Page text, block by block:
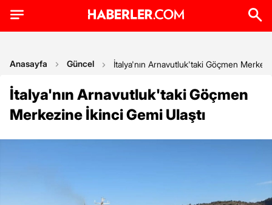
Anasayfa Güncel İtalya'nın Arnavutluk'taki Göçmen
İtalya'nın Arnavutluk'taki Göçmen
Merkezine İkinci Gemi Ulaştı